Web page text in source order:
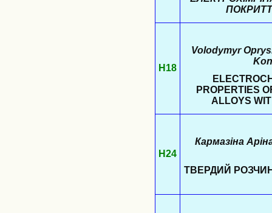
Н18
Volodymyr
PROPERTIES
ALLOYS
Н24
Кармазіна
ТВЕРДИЙ